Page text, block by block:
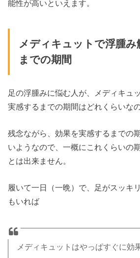
能性が高いといえます。
メディキュットで浮腫み
までの期間
足の浮腫みに悩む人が、メディキュ
実感するまでの期間はどれくらいな
残念ながら、効果を実感するまでの
いようなので、一概にこれくらいの
とは出来ません。
履いて一日（一晩）で、足がスッキ
もいれば
メディキュットはやっぱすぐに効